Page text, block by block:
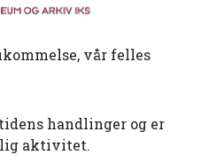
vår felles
handlinger og er
aktivitet.